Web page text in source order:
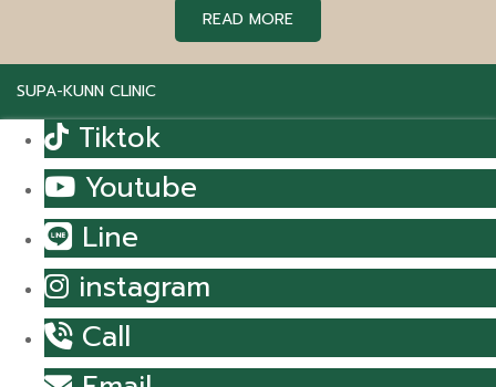
READ MORE
SUPA-KUNN CLINIC
Tiktok
Youtube
Line
instagram
Call